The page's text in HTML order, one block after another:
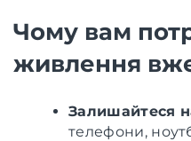
Чому вам
живлення
Залишайтеся
телефони,